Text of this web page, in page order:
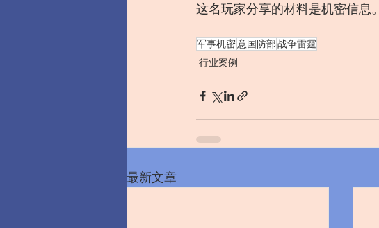
这名玩家分享的材料是机密信息。
军事机密意国防部战争雷霆
行业案例
最新文章